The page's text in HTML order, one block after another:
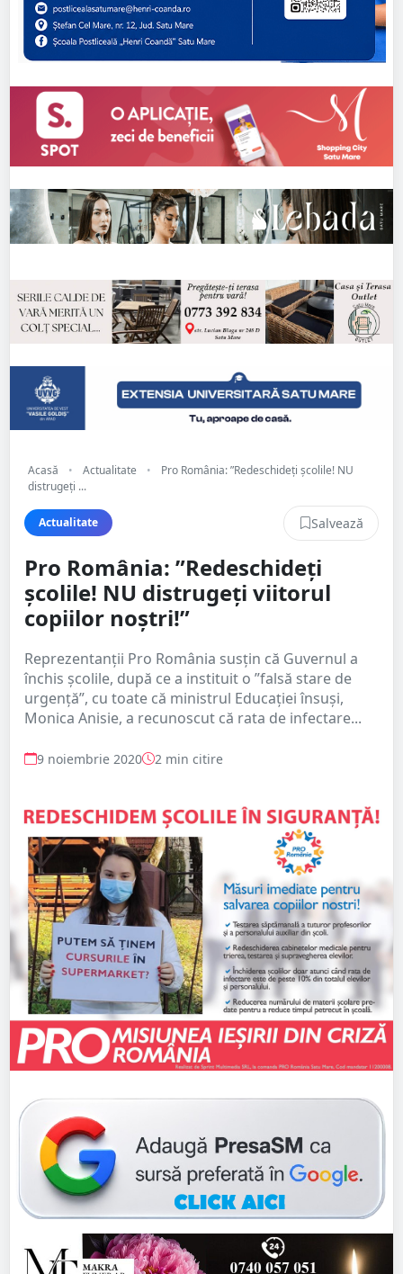
Acasă • Actualitate •
Pro România: ”Redeschideți școlile! NU
distrugeți ...
Actualitate Salvează
Pro România: ”Redeschideți
școlile! NU distrugeți viitorul
copiilor noștri!”
Reprezentanții Pro România susțin că Guvernul a
închis școlile, după ce a instituit o ”falsă stare de
urgență”, cu toate că ministrul Educației însuși,
Monica Anisie, a recunoscut că rata de infectare...
9 noiembrie 2020 2 min citire